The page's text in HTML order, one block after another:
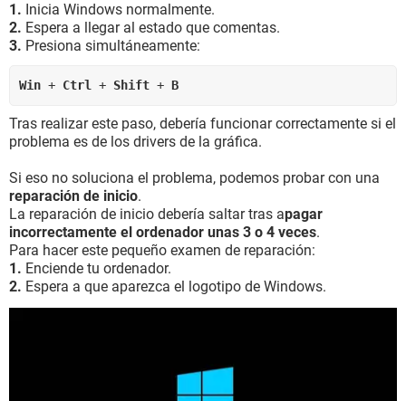
1. Inicia Windows normalmente.
2. Espera a llegar al estado que comentas.
3. Presiona simultáneamente:
Win + Ctrl + Shift + B
Tras realizar este paso, debería funcionar correctamente si el
problema es de los drivers de la gráfica.
Si eso no soluciona el problema, podemos probar con una
reparación de inicio.
La reparación de inicio debería saltar tras apagar
incorrectamente el ordenador unas 3 o 4 veces.
Para hacer este pequeño examen de reparación:
1. Enciende tu ordenador.
2. Espera a que aparezca el logotipo de Windows.